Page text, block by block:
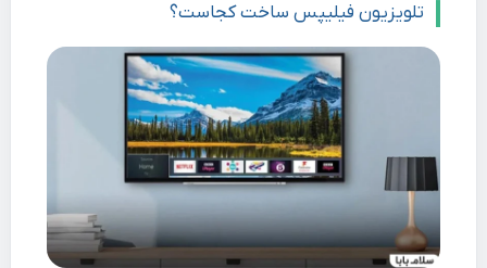
تلویزیون فیلیپس ساخت کجاست؟